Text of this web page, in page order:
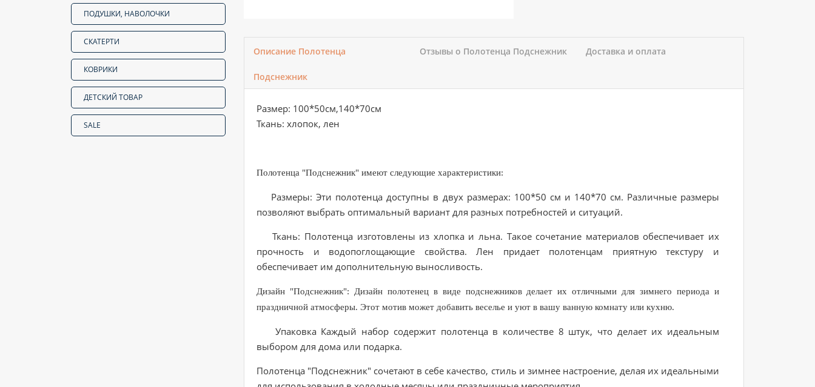
ПОДУШКИ, НАВОЛОЧКИ
СКАТЕРТИ
КОВРИКИ
ДЕТСКИЙ ТОВАР
SALE
Описание Полотенца
Подснежник
Отзывы о Полотенца Подснежник Доставка и оплата
Размер: 100*50см,140*70см
Ткань: хлопок, лен
Полотенца "Подснежник" имеют следующие характеристики:
Размеры: Эти полотенца доступны в двух размерах: 100*50 см и 140*70 см. Различные размеры
позволяют выбрать оптимальный вариант для разных потребностей и ситуаций.
Ткань: Полотенца изготовлены из хлопка и льна. Такое сочетание материалов обеспечивает их
прочность и водопоглощающие свойства. Лен придает полотенцам приятную текстуру и
обеспечивает им дополнительную выносливость.
Дизайн "Подснежник": Дизайн полотенец в виде подснежников делает их отличными для зимнего периода и
праздничной атмосферы. Этот мотив может добавить веселье и уют в вашу ванную комнату или кухню.
Упаковка Каждый набор содержит полотенца в количестве 8 штук, что делает их идеальным
выбором для дома или подарка.
Полотенца "Подснежник" сочетают в себе качество, стиль и зимнее настроение, делая их идеальными